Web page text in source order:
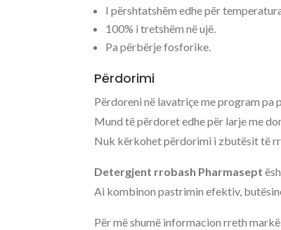
I përshtatshëm edhe për
100% i tretshëm në ujë.
Pa përbërje fosforike.
Përdorimi
Përdoreni në lavatriçe me program pa
Mund të përdoret edhe për larje me
Nuk kërkohet përdorimi i zbutësit të
Detergjent rrobash Pharmasept
Ai kombinon pastrimin efektiv,
Për më shumë informacion rreth